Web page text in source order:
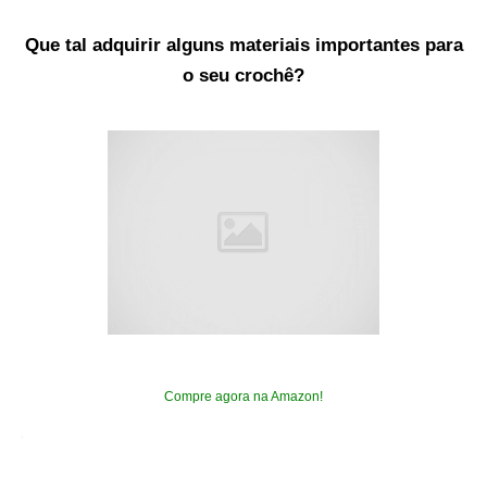
Que tal adquirir alguns materiais importantes para
o seu crochê?
Compre agora na Amazon!